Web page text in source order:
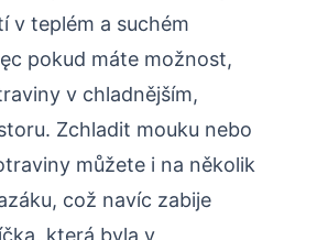
v teplém a suchém
pokud máte možnost,
v chladnějším,
Zchladit mouku nebo
můžete i na několik
což navíc zabije